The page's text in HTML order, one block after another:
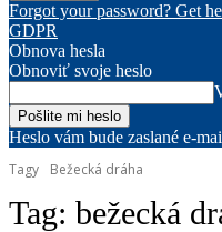
Forgot your password? Get
GDPR
Obnova hesla
Obnoviť svoje heslo
Heslo vám bude zaslané e-
Tagy
Bežecká dráha
Tag: bežecká